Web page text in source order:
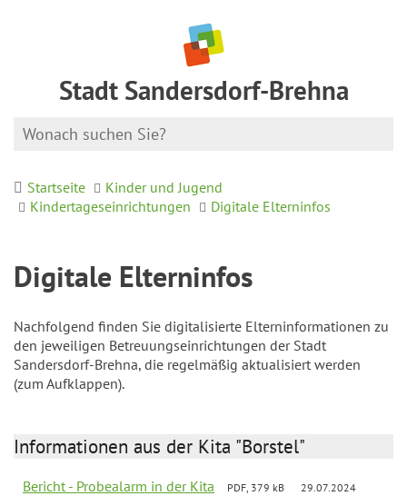
Stadt Sandersdorf-Brehna
Startseite
Kinder und Jugend
Kindertageseinrichtungen
Digitale Elterninfos
Digitale Elterninfos
Nachfolgend finden Sie digitalisierte Elterninformationen zu
den jeweiligen Betreuungseinrichtungen der Stadt
Sandersdorf-Brehna, die regelmäßig aktualisiert werden
(zum Aufklappen).
Informationen aus der Kita "Borstel"
Bericht - Probealarm in der Kita PDF, 379 kB 29.07.2024